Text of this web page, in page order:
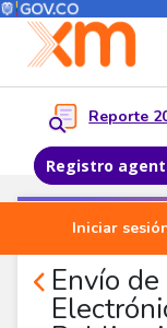
Pasar al contenido
Menú del Usuario
Reporte
Registro
Iniciar
Envío
Noticias Agentes